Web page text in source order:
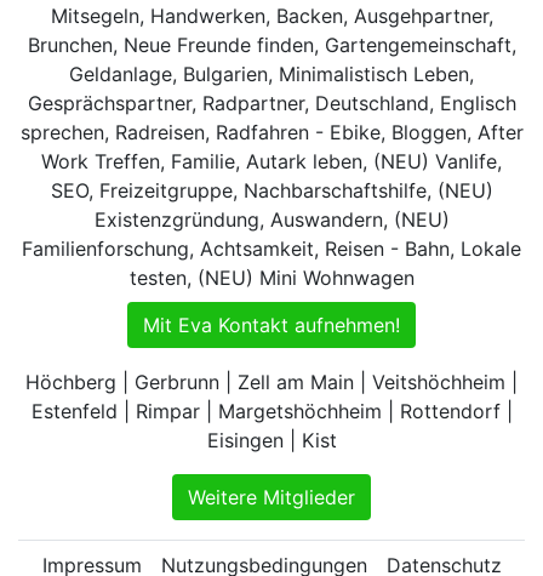
Mitsegeln, Handwerken, Backen, Ausgehpartner,
Brunchen, Neue Freunde finden, Gartengemeinschaft,
Geldanlage, Bulgarien, Minimalistisch Leben,
Gesprächspartner, Radpartner, Deutschland, Englisch
sprechen, Radreisen, Radfahren - Ebike, Bloggen, After
Work Treffen, Familie, Autark leben, (NEU) Vanlife,
SEO, Freizeitgruppe, Nachbarschaftshilfe, (NEU)
Existenzgründung, Auswandern, (NEU)
Familienforschung, Achtsamkeit, Reisen - Bahn, Lokale
testen, (NEU) Mini Wohnwagen
Mit Eva Kontakt aufnehmen!
Höchberg | Gerbrunn | Zell am Main | Veitshöchheim |
Estenfeld | Rimpar | Margetshöchheim | Rottendorf |
Eisingen | Kist
Weitere Mitglieder
Impressum Nutzungsbedingungen Datenschutz